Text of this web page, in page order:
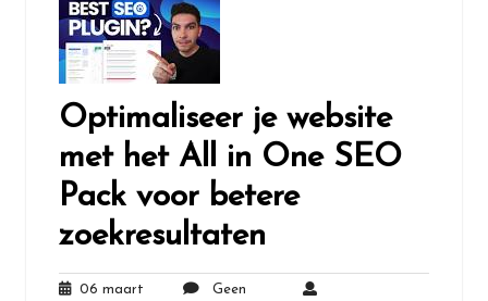
Optimaliseer je website
met het All in One SEO
Pack voor betere
zoekresultaten
06 maart
Geen